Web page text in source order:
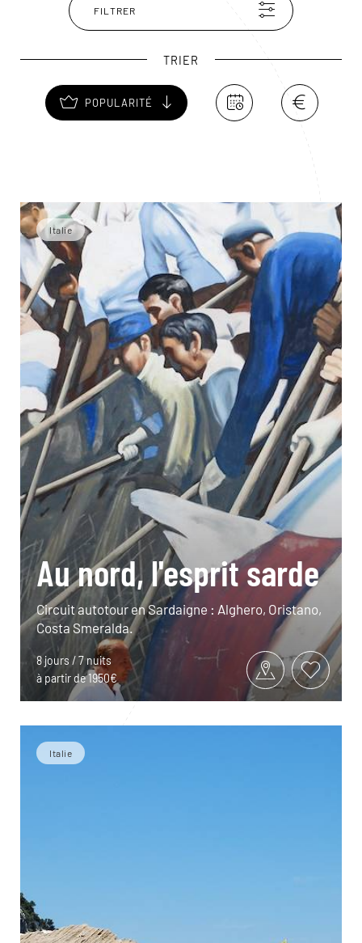
du soleil.
FILTRER
TRIER
POPULARITÉ
Italie
Au nord, l'esprit sarde
Circuit autotour en Sardaigne : Alghero, Oristano,
Costa Smeralda.
8 jours / 7 nuits
à partir de 1950€
Italie